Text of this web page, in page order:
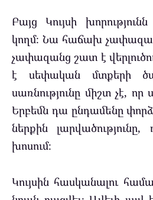
Բայց Կույսի
կողմ։ Նա հաճախ
չափազանց շատ է
է սեփական մտքերի
սառնությունը միշտ չէ, որ
Երբեմն դա ընդամենը փորձ
ներքին
խոսում։
Կույսին հասկանալու